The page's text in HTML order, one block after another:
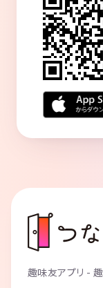
趣味友アプリ -